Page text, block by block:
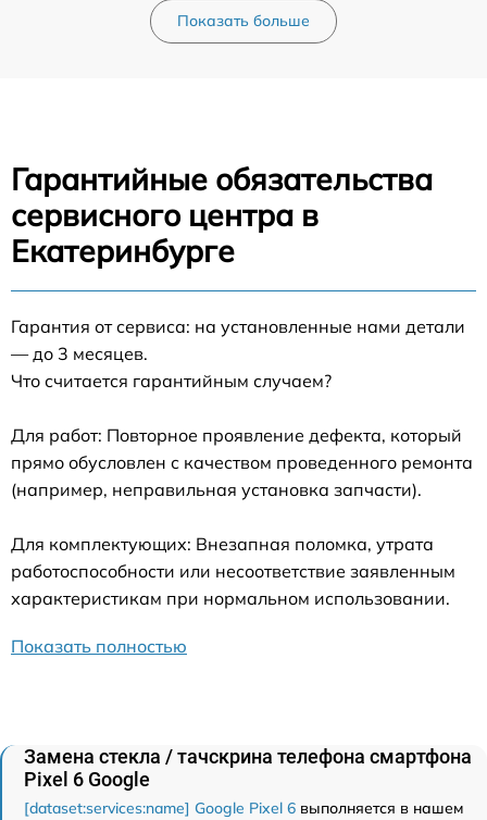
Показать больше
Гарантийные обязательства
сервисного центра в
Екатеринбурге
Гарантия от сервиса: на установленные нами детали
— до 3 месяцев.
Что считается гарантийным случаем?
Для работ: Повторное проявление дефекта, который
прямо обусловлен с качеством проведенного ремонта
(например, неправильная установка запчасти).
Для комплектующих: Внезапная поломка, утрата
работоспособности или несоответствие заявленным
характеристикам при нормальном использовании.
Показать полностью
Замена стекла / тачскрина телефона смартфона
Pixel 6 Google
[dataset:services:name] Google Pixel 6 выполняется в нашем